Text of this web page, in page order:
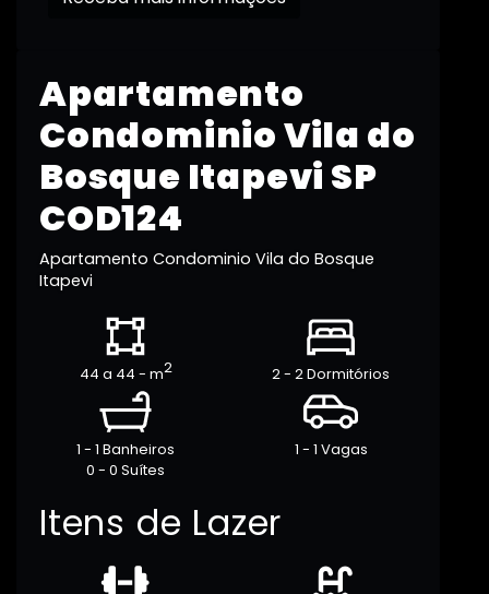
Apartamento
Condominio Vila do
Bosque Itapevi SP
COD124
Apartamento Condominio Vila do Bosque
Itapevi
44 a 44 - m2 2 - 2 Dormitórios
1 - 1 Banheiros
0 - 0 Suítes
1 - 1 Vagas
Itens de Lazer